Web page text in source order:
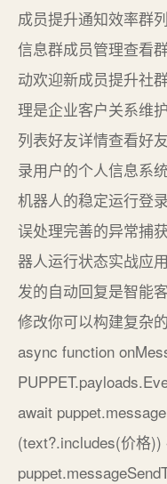
成员提升通知效率群
信息群成员管理查看
动欢迎新成员提升社
理是企业客户关系维
列表好友详情查看好
录用户的个人信息系
机器人的稳定运行登
误处理完善的异常捕
器人运行状态实战应
发的自动回复是智能
修改你可以构建复杂
async function
await
(text?.includes(价格))